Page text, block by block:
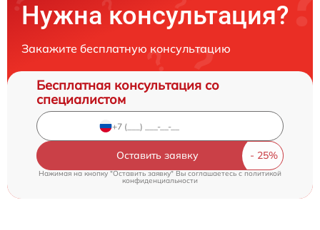
Нужна консультация?
Закажите бесплатную консультацию
Бесплатная консультация со
специалистом
Оставить заявку
Нажимая на кнопку "Оставить заявку" Вы соглашаетесь c политикой
конфиденциальности